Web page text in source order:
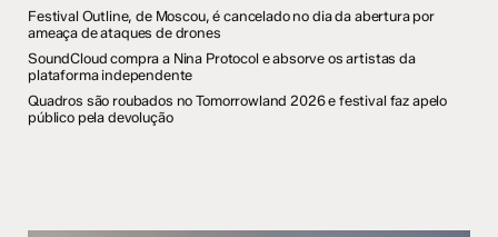
Festival Outline, de Moscou, é cancelado no dia da abertura por
ameaça de ataques de drones
SoundCloud compra a Nina Protocol e absorve os artistas da
plataforma independente
Quadros são roubados no Tomorrowland 2026 e festival faz apelo
público pela devolução